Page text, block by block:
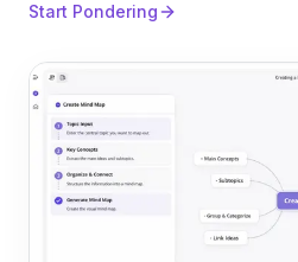
Start Pondering